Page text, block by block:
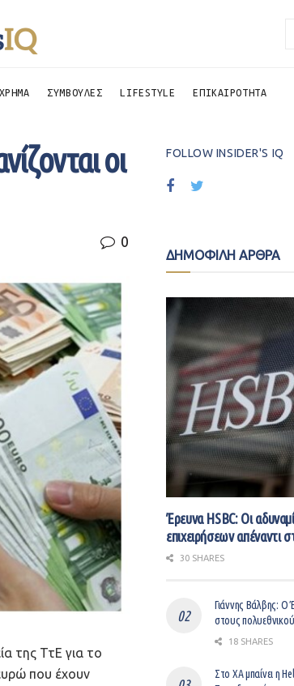
ΧΡΗΜΑ ΣΥΜΒΟΥΛΕΣ LIFESTYLE ΕΠΙΚΑΙΡΟΤΗΤΑ
οι
0
της ΤτΕ για το
που έχουν
FOLLOW INSIDER'S IQ
ΔΗΜΟΦΙΛΗ ΑΡΘΡΑ
Έρευνα HSBC: Οι
επιχειρήσεων απέναντι
30 SHARES
Γιάννης Βάλβης: O
στους
18 SHARES
Στο ΧΑ μπαίνει η